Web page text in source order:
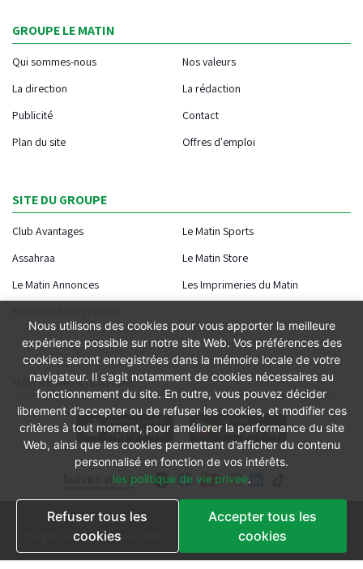
Suivez-nous
GROUPE LE MATIN
Qui sommes-nous
Nos valeurs
La direction
La rédaction
Publicité
Contact
Plan du site
Offres d'emploi
SITE DU GROUPE
Club Avantages
Le Matin Sports
Assahraa
Le Matin Store
Le Matin Annonces
Les Imprimeries du Matin
NOTRE APPLICATION
Copyright Groupe le Matin © 2026
Conditions générales
Conditions de vente
Nous utilisons des cookies pour vous apporter la meilleure
expérience possible sur notre site Web. Vos préférences des
cookies seront enregistrées dans la mémoire locale de votre
navigateur. Il s’agit notamment de cookies nécessaires au
fonctionnement du site. En outre, vous pouvez décider
librement d’accepter ou de refuser les cookies, et modifier ces
critères à tout moment, pour améliorer la performance du site
Web, ainsi que les cookies permettant d’afficher du contenu
personnalisé en fonction de vos intérêts.
les politique de vie privee.
Refuser tous les
cookies
Accepter tous les
cookies